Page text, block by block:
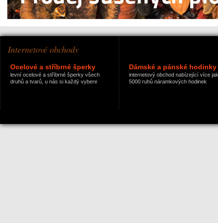
Internetové obchody
Ocelové a stříbrné šperky
levní ocelové a stříbrné šperky všech
druhů a tvarů, u nás si každý vybere
Dámské a pánské hodinky
internetový obchod nabízející více jak
5000 ruhů náramkových hodinek